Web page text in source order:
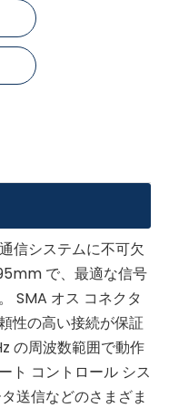
信システムに不可欠
で、最適な信号
SMA オス コネクタ
性の高い接続が保証
の周波数範囲で動作
ト コントロール シス
送信などのさまざま